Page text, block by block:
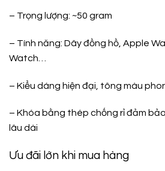
– Trọng lượng: ~50 gram
– Tính năng: Dây đồng hồ, Apple
Watch…
– Kiểu dáng hiện đại, tông màu
– Khóa bằng thép chống rỉ đảm
lâu dài
Ưu đãi lớn khi mua hàng